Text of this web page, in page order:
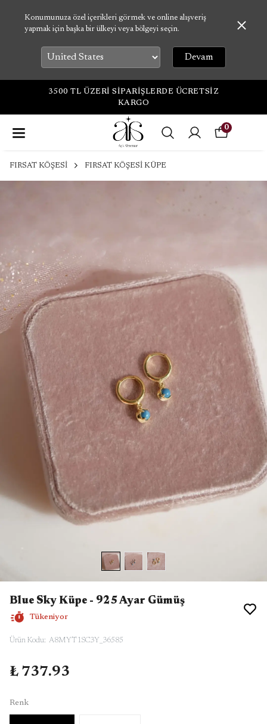
Konumunuza özel içerikleri görmek ve online alışveriş
yapmak için başka bir ülkeyi veya bölgeyi seçin.
Devam
3500 TL ÜZERİ SİPARİŞLERDE ÜCRETSİZ
KARGO
0
FIRSAT KÖŞESİ FIRSAT KÖŞESİ KÜPE
Blue Sky Küpe - 925 Ayar Gümüş
Tükeniyor
Ürün Kodu: A8MYT1SC3Y_36585
₺ 737.93
Renk